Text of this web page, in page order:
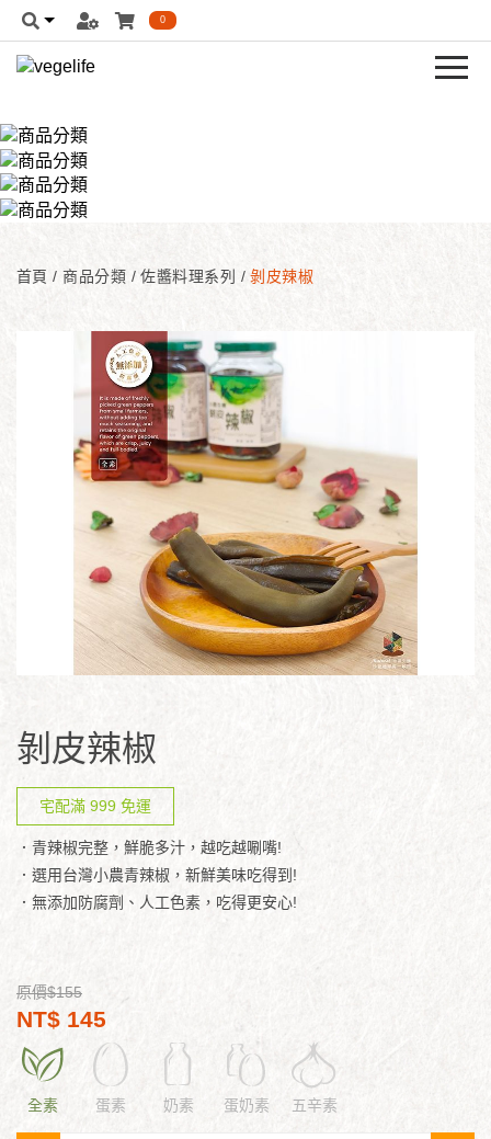
0
首頁/ 商品分類 /佐醬料理系列 / 剝皮辣椒
剝皮辣椒
宅配滿 999 免運
．青辣椒完整，鮮脆多汁，越吃越唰嘴!
．選用台灣小農青辣椒，新鮮美味吃得到!
．無添加防腐劑、人工色素，吃得更安心!
原價$155
NT$ 145
全素 蛋素 奶素 蛋奶素 五辛素